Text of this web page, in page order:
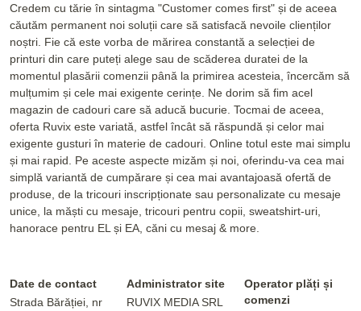
Credem cu tărie în sintagma "Customer comes first" și de aceea
căutăm permanent noi soluții care să satisfacă nevoile clienților
noștri. Fie că este vorba de mărirea constantă a selecției de
printuri din care puteți alege sau de scăderea duratei de la
momentul plasării comenzii până la primirea acesteia, încercăm să
mulțumim și cele mai exigente cerințe. Ne dorim să fim acel
magazin de cadouri care să aducă bucurie. Tocmai de aceea,
oferta Ruvix este variată, astfel încât să răspundă și celor mai
exigente gusturi în materie de cadouri. Online totul este mai simplu
și mai rapid. Pe aceste aspecte mizăm și noi, oferindu-va cea mai
simplă variantă de cumpărare și cea mai avantajoasă ofertă de
produse, de la tricouri inscripționate sau personalizate cu mesaje
unice, la măști cu mesaje, tricouri pentru copii, sweatshirt-uri,
hanorace pentru EL și EA, căni cu mesaj & more.
Date de contact
Strada Bărăției, nr
Administrator site
RUVIX MEDIA SRL
Operator plăți și
comenzi